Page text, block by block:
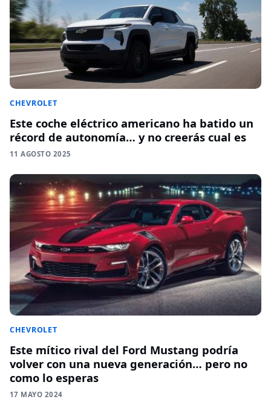
CHEVROLET
Este coche eléctrico americano ha batido un
récord de autonomía… y no creerás cual es
11 AGOSTO 2025
CHEVROLET
Este mítico rival del Ford Mustang podría
volver con una nueva generación… pero no
como lo esperas
17 MAYO 2024